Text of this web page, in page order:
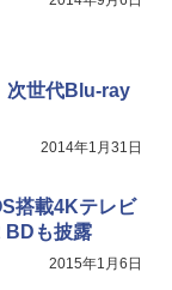
次世代Blu-ray
2014年1月31日
搭載4Kテレビ
BDも披露
2015年1月6日